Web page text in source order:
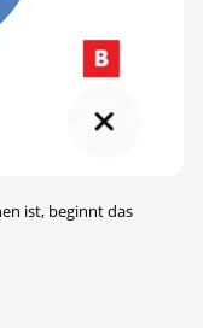
ist, beginnt das